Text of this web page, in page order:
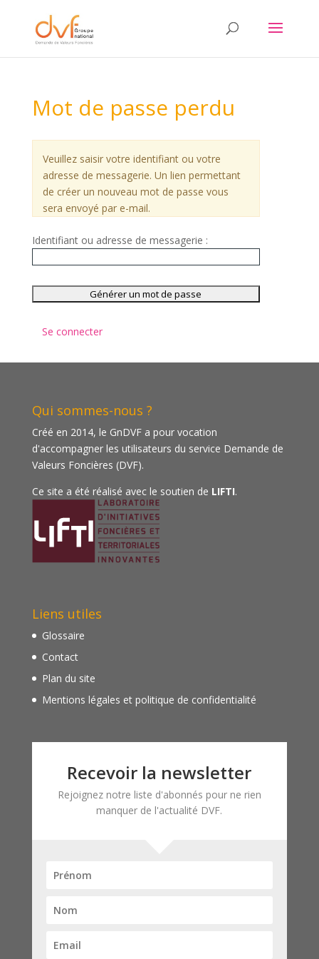
Mot de passe perdu
Veuillez saisir votre identifiant ou votre
adresse de messagerie. Un lien permettant
de créer un nouveau mot de passe vous
sera envoyé par e-mail.
Identifiant ou adresse de messagerie :
Se connecter
Qui sommes-nous ?
Créé en 2014, le GnDVF a pour vocation
d'accompagner les utilisateurs du service Demande de
Valeurs Foncières (DVF).
Ce site a été réalisé avec le soutien de LIFTI.
Liens utiles
Glossaire
Contact
Plan du site
Mentions légales et politique de confidentialité
Recevoir la newsletter
Rejoignez notre liste d'abonnés pour ne rien
manquer de l'actualité DVF.